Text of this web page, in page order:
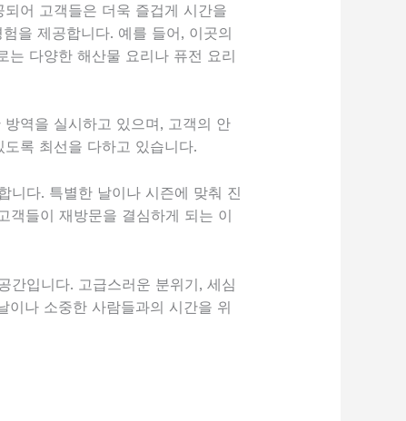
어 고객들은 더욱 즐겁게 시간을
을 제공합니다. 예를 들어, 이곳의
는 다양한 해산물 요리나 퓨전 요리
역을 실시하고 있으며, 고객의 안
록 최선을 다하고 있습니다.
니다. 특별한 날이나 시즌에 맞춰 진
객들이 재방문을 결심하게 되는 이
간입니다. 고급스러운 분위기, 세심
이나 소중한 사람들과의 시간을 위